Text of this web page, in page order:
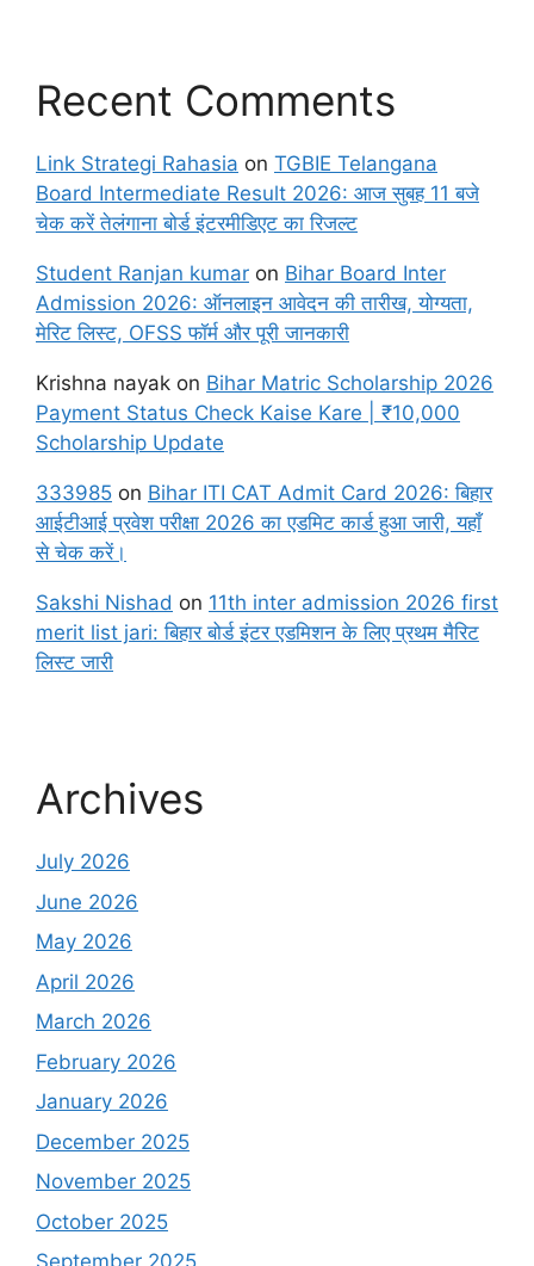
Recent Comments
Link Strategi Rahasia on TGBIE Telangana
Board Intermediate Result 2026: आज सुबह 11 बजे
चेक करें तेलंगाना बोर्ड इंटरमीडिएट का रिजल्ट
Student Ranjan kumar on Bihar Board Inter
Admission 2026: ऑनलाइन आवेदन की तारीख, योग्यता,
मेरिट लिस्ट, OFSS फॉर्म और पूरी जानकारी
Krishna nayak on Bihar Matric Scholarship 2026
Payment Status Check Kaise Kare | ₹10,000
Scholarship Update
333985 on Bihar ITI CAT Admit Card 2026: बिहार
आईटीआई प्रवेश परीक्षा 2026 का एडमिट कार्ड हुआ जारी, यहाँ
से चेक करें।
Sakshi Nishad on 11th inter admission 2026 first
merit list jari: बिहार बोर्ड इंटर एडमिशन के लिए प्रथम मैरिट
लिस्ट जारी
Archives
July 2026
June 2026
May 2026
April 2026
March 2026
February 2026
January 2026
December 2025
November 2025
October 2025